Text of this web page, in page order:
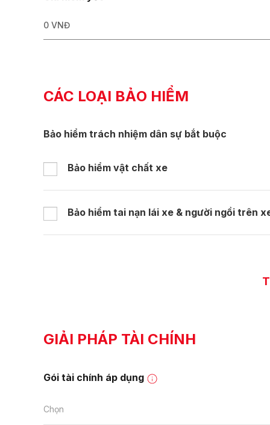
0 VNĐ
CÁC LOẠI BẢO HIỂM
Bảo hiểm trách nhiệm dân sự bắt buộc
Bảo hiểm vật chất xe
Bảo hiểm tai nạn lái xe & người ngồi trên
GIẢI PHÁP TÀI CHÍNH
Gói tài chính áp dụng
Chọn